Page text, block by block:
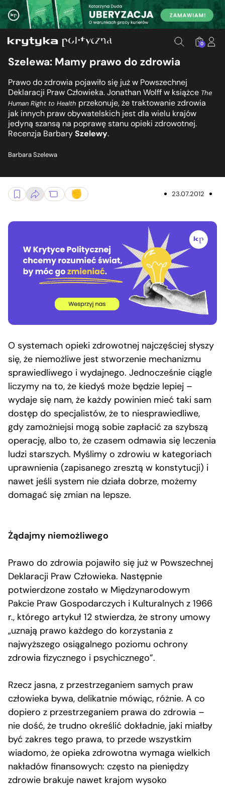
0
Szelewa: Mamy prawo do zdrowia
Prawo do zdrowia pojawiło się już w Powszechnej
Deklaracji Praw Człowieka. Jonathan Wolff w książce The
Human Right to Health przekonuje, że traktowanie zdrowia
jak innych praw obywatelskich jest dla wielu krajów
jedyną szansą na poprawę stanu opieki zdrowotnej.
Recenzja BarbarySzelewy.
Barbara Szelewa
23.07.2012
O systemach opieki zdrowotnej najczęściej słyszy
się, że niemożliwe jest stworzenie mechanizmu
sprawiedliwego i wydajnego. Jednocześnie ciągle
liczymy na to, że kiedyś może będzie lepiej –
wydaje się nam, że każdy powinien mieć taki sam
dostęp do specjalistów, że to niesprawiedliwe,
gdy zamożniejsi mogą sobie zapłacić za szybszą
operację, albo to, że czasem odmawia się leczenia
ludzi starszych. Myślimy o zdrowiu w kategoriach
uprawnienia (zapisanego zresztą w konstytucji) i
nawet jeśli system nie działa dobrze, możemy
domagać się zmian na lepsze.
Żądajmy niemożliwego
Prawo do zdrowia pojawiło się już w Powszechnej
Deklaracji Praw Człowieka. Następnie
potwierdzone zostało w Międzynarodowym
Pakcie Praw Gospodarczych i Kulturalnych z 1966
r., którego artykuł 12 stwierdza, że strony umowy
„uznają prawo każdego do korzystania z
najwyższego osiągalnego poziomu ochrony
zdrowia fizycznego i psychicznego”.
Rzecz jasna, z przestrzeganiem samych praw
człowieka bywa, delikatnie mówiąc, różnie. A co
dopiero z przestrzeganiem prawa do zdrowia –
nie dość, że trudno określić dokładnie, jaki miałby
być zakres tego prawa, to przede wszystkim
wiadomo, że opieka zdrowotna wymaga wielkich
nakładów finansowych: często na pieniędzy
zdrowie brakuje nawet krajom wysoko